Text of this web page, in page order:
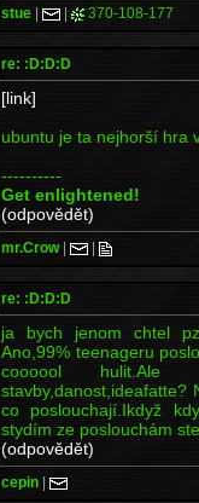
stue | | 370-108-177
re: :D:D:D
[link]
ubuntu je ta nejhorší hra
----------
Get enlightened!
(odpovědět)
mr.Crow| |
re: :D:D:D
ja bych jenom chtel
Ano,99% teenageru
coooool hulit.Ale
co poslouchají.Ikdyž
stydím ze poslouchám
(odpovědět)
cepin |